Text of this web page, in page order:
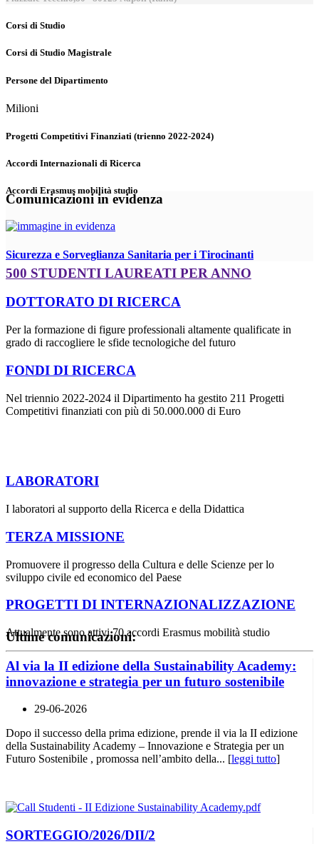
Corsi di Studio
Corsi di Studio Magistrale
Persone del Dipartimento
Milioni
Progetti Competitivi Finanziati (trienno 2022-2024)
Accordi Internazionali di Ricerca
Accordi Erasmus mobilità studio
Comunicazioni in evidenza
Sicurezza e Sorveglianza Sanitaria per i Tirocinanti
500 STUDENTI LAUREATI PER ANNO
DOTTORATO DI RICERCA
Per la formazione di figure professionali altamente qualificate in
grado di raccogliere le sfide tecnologiche del futuro
FONDI DI RICERCA
Nel triennio 2022-2024 il Dipartimento ha gestito 211 Progetti
Competitivi finanziati con più di 50.000.000 di Euro
LABORATORI
I laboratori al supporto della Ricerca e della Didattica
TERZA MISSIONE
Promuovere il progresso della Cultura e delle Scienze per lo
sviluppo civile ed economico del Paese
PROGETTI DI INTERNAZIONALIZZAZIONE
Attualmente sono attivi 70 accordi Erasmus mobilità studio
Ultime comunicazioni:
Al via la II edizione della Sustainability Academy:
innovazione e strategia per un futuro sostenibile
29-06-2026
Dopo il successo della prima edizione, prende il via la II edizione
della Sustainability Academy – Innovazione e Strategia per un
Futuro Sostenibile , promossa nell’ambito della... [leggi tutto]
SORTEGGIO/2026/DII/2